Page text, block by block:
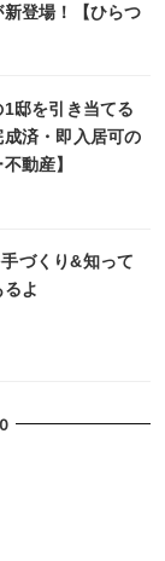
登場！【ひらつ
1邸を引き当てる
済・即入居可の
動産】
づくり&知って
よ